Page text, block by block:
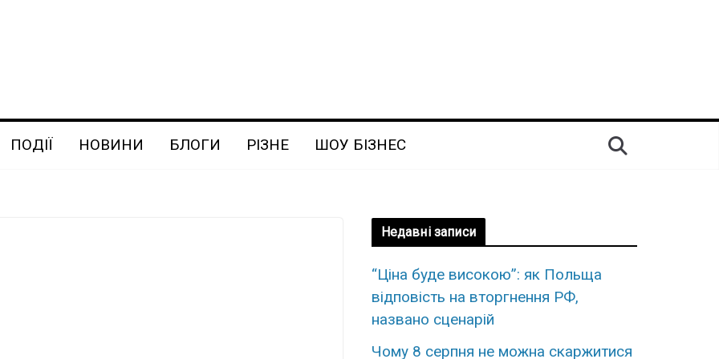
ПОДІЇ НОВИНИ БЛОГИ РІЗНЕ ШОУ БІЗНЕС
Недавні записи
“Ціна буде високою”: як Польща
відповість на вторгнення РФ,
названо сценарій
Чому 8 серпня не можна скаржитися